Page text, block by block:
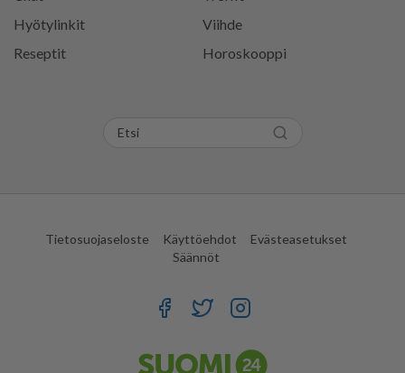
Hyötylinkit
Viihde
Reseptit
Horoskooppi
Tietosuojaseloste Käyttöehdot
Evästeasetukset
Säännöt